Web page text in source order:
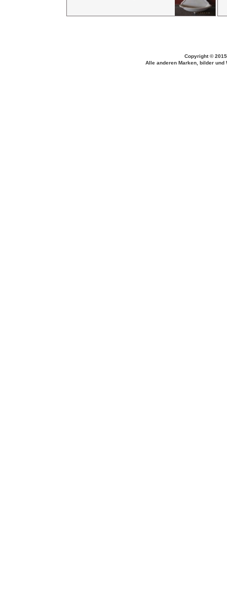
Copyright ©
Alle anderen Marken, bilder und